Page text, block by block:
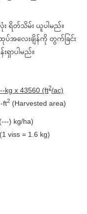
း ရိတ်သိမ်း ယူပါမည်။
ပ်အလေးချိန်ကို တွက်ခြင်း
ရှာပါမည်။
kg x 43560 (ft2/ac)
ft2 (Harvested area)
) kg/ha)
viss = 1.6 kg)